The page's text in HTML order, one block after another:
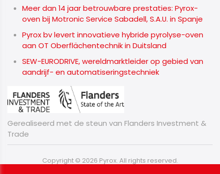
Meer dan 14 jaar betrouwbare prestaties: Pyrox-
oven bij Motronic Service Sabadell, S.A.U. in Spanje
Pyrox bv levert innovatieve hybride pyrolyse-oven
aan OT Oberflächentechnik in Duitsland
SEW-EURODRIVE, wereldmarktleider op gebied van
aandrijf- en automatiseringstechniek
Gerealiseerd met de steun van Flanders Investment &
Trade
Copyright © 2026 Pyrox. All rights reserved.